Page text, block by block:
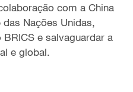
com a China
Nações Unidas,
e salvaguardar a
e global.